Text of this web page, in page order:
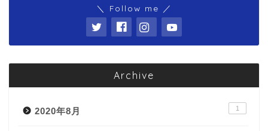
＼ Follow me ／
Archive
2020年8月 1